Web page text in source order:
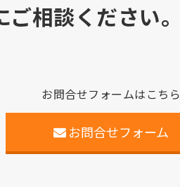
相談ください。
お問合せフォームはこちら
お問合せフォーム